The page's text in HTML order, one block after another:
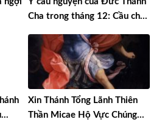
Cha trong tháng 12: Cầu cho
lợi nhuận
Xin Thánh Tổng Lãnh Thiên
Thần Micae Hộ Vực Chúng